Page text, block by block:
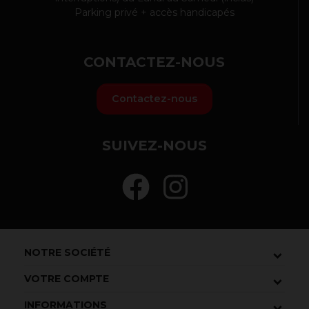
Parking privé + accès handicapés
CONTACTEZ-NOUS
Contactez-nous
SUIVEZ-NOUS
NOTRE SOCIÉTÉ
VOTRE COMPTE
INFORMATIONS